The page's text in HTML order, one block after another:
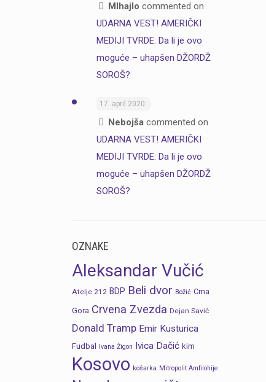
MIhajlo commented on
UDARNA VEST! AMERIČKI
MEDIJI TVRDE: Da li je ovo
moguće – uhapšen DŽORDŽ
SOROŠ?
17. april 2020.
Nebojšacommented on
UDARNA VEST! AMERIČKI
MEDIJI TVRDE: Da li je ovo
moguće – uhapšen DŽORDŽ
SOROŠ?
OZNAKE
Aleksandar Vučić
Atelje 212 BDP Beli dvor Božić Crna
Gora Crvena Zvezda Dejan Savić
Donald Tramp Emir Kusturica
Fudbal Ivana Žigon Ivica Dačić kim
Kosovo košarka Mitropolit Amfilohije